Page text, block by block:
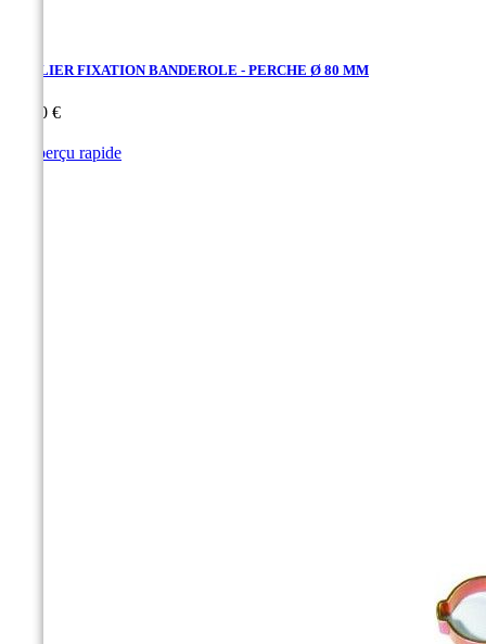
COLLIER FIXATION BANDEROLE - PERCHE Ø 80 MM
66,40 €
Aperçu rapide